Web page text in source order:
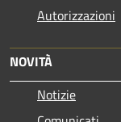
Autorizzazioni
NOVITÀ
Notizie